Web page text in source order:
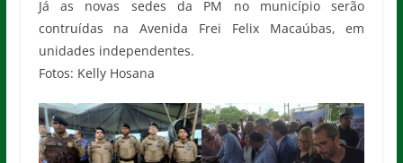
Já as novas sedes da PM no município serão
contruídas na Avenida Frei Felix Macaúbas, em
unidades independentes.
Fotos: Kelly Hosana